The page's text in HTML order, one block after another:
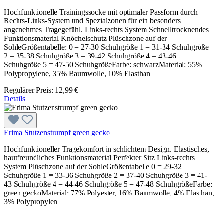
Hochfunktionelle Trainingssocke mit optimaler Passform durch
Rechts-Links-System und Spezialzonen für ein besonders
angenehmes Tragegefühl. Links-rechts System Schnelltrocknendes
Funktionsmaterial Knöchelschutz Plüschzone auf der
SohleGrößentabelle: 0 = 27-30 Schuhgröße 1 = 31-34 Schuhgröße
2 = 35-38 Schuhgröße 3 = 39-42 Schuhgröße 4 = 43-46
Schuhgröße 5 = 47-50 SchuhgrößeFarbe: schwarzMaterial: 55%
Polypropylene, 35% Baumwolle, 10% Elasthan
Regulärer Preis: 12,99 €
Details
Erima Stutzenstrumpf green gecko
Hochfunktioneller Tragekomfort in schlichtem Design. Elastisches,
hautfreundliches Funktionsmaterial Perfekter Sitz Links-rechts
System Plüschzone auf der SohleGrößentabelle 0 = 29-32
Schuhgröße 1 = 33-36 Schuhgröße 2 = 37-40 Schuhgröße 3 = 41-
43 Schuhgröße 4 = 44-46 Schuhgröße 5 = 47-48 SchuhgrößeFarbe:
green geckoMaterial: 77% Polyester, 16% Baumwolle, 4% Elasthan,
3% Polypropylen